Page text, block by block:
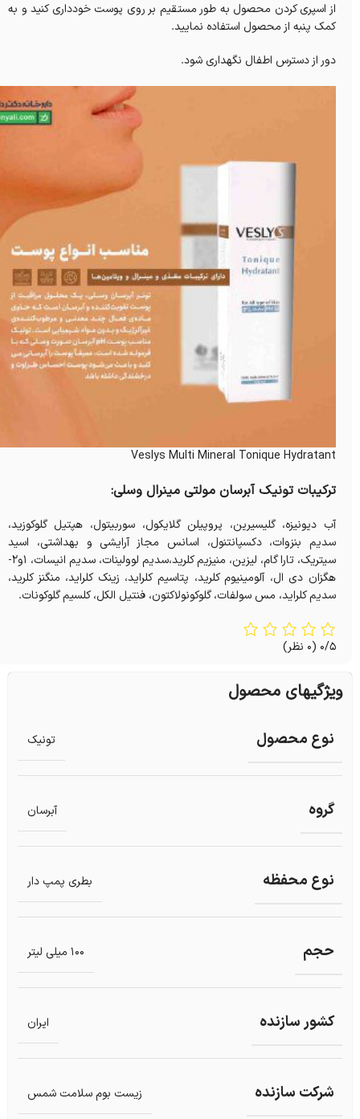
از اسپری کردن محصول به طور مستقیم بر روی پوست خودداری کنید و به
کمک پنبه از محصول استفاده نمایید.
دور از دسترس اطفال نگهداری شود.
Veslys Multi Mineral Tonique Hydratant
ترکیبات تونیک آبرسان مولتی مینرال وسلی:
آب دیونیزه، گلیسیرین، پروپیلن گلایکول، سوربیتول، هپتیل گلوکوزید،
سدیم بنزوات، دکسپانتنول، اسانس مجاز آرایشی و بهداشتی، اسید
سیتریک، تارا گام، لیزین، منیزیم کلرید،سدیم لوولینات، سدیم انیسات، 1و2-
هگزان دی ال، آلومینیوم کلرید، پتاسیم کلراید، زینک کلراید، منگنز کلرید،
سدیم کلراید، مس سولفات، گلوکونولاکتون، فنتیل الکل، کلسیم گلوکونات.
0/5 (0 نظر)
ویژگیهای محصول
نوع محصول تونیک
گروه آبرسان
نوع محفظه بطری پمپ دار
حجم 100 میلی لیتر
کشور سازنده ایران
شرکت سازنده زیست بوم سلامت شمس